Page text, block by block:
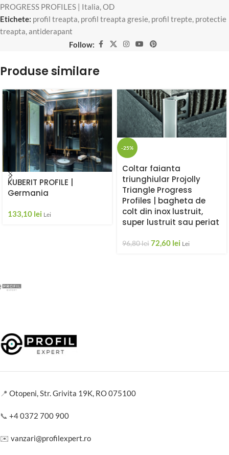
PROGRESS PROFILES | Italia,OD
Etichete: profil treapta, profil treapta gresie, profil trepte, protectie
treapta,antiderapant
Follow:
Produse similare
KUBERIT PROFILE |
Germania
133,10 lei Lei
-25%
Coltar faianta
triunghiular Projolly
Triangle Progress
Profiles | bagheta de
colt din inox lustruit,
super lustruit sau periat
96,80lei72,60 lei Lei
📍 Otopeni, Str. Grivita 19K, RO 075100
📞 +4 0372 700 900
✉️ vanzari@profilexpert.ro